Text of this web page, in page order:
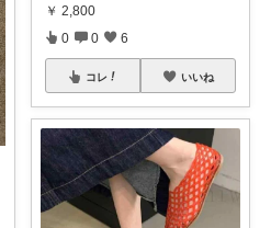
￥ 2,800
0 0 6
コレ いいね